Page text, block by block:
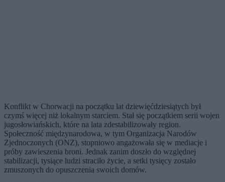
Konflikt w Chorwacji na początku lat dziewięćdziesiątych był
czymś więcej niż lokalnym starciem. Stał się początkiem serii wojen
jugosłowiańskich, które na lata zdestabilizowały region.
Społeczność międzynarodowa, w tym Organizacja Narodów
Zjednoczonych (ONZ), stopniowo angażowała się w mediacje i
próby zawieszenia broni. Jednak zanim doszło do względnej
stabilizacji, tysiące ludzi straciło życie, a setki tysięcy zostało
zmuszonych do opuszczenia swoich domów.